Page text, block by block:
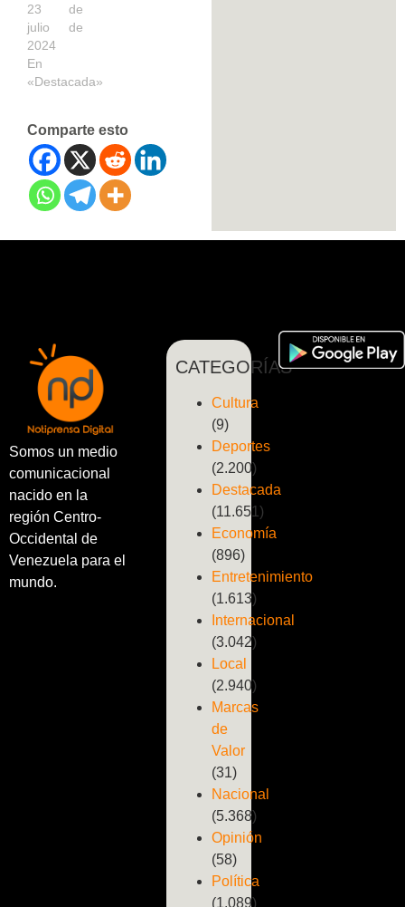
23 de
julio de
2024
En
«Destacada»
Comparte esto
Somos un medio
comunicacional
nacido en la
región Centro-
Occidental de
Venezuela para el
mundo.
CATEGORÍAS
Cultura
(9)
Deportes
(2.200)
Destacada
(11.651)
Economía
(896)
Entretenimiento
(1.613)
Internacional
(3.042)
Local
(2.940)
Marcas
de
Valor
(31)
Nacional
(5.368)
Opinión
(58)
Política
(1.089)